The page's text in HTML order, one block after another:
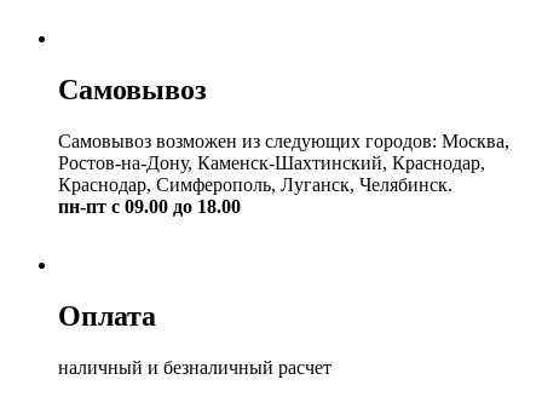
Самовывоз
Самовывоз возможен из следующих городов: Москва,
Ростов-на-Дону, Каменск-Шахтинский, Краснодар,
Краснодар, Симферополь, Луганск, Челябинск.
пн-пт с 09.00 до 18.00
Оплата
наличный и безналичный расчет